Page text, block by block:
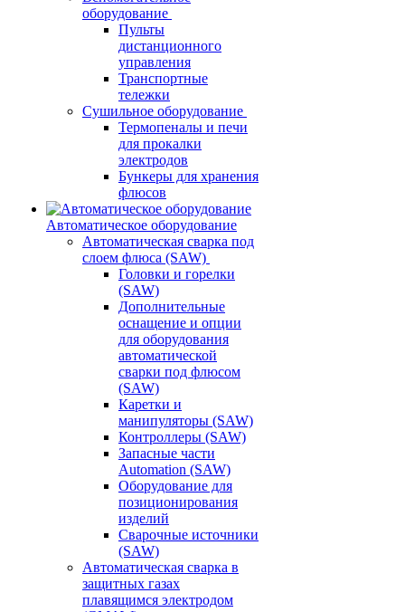
оборудование
Пульты
дистанционного
управления
Транспортные
тележки
Сушильное оборудование
Термопеналы и печи
для прокалки
электродов
Бункеры для хранения
флюсов
Автоматическое оборудование
Автоматическая сварка под
слоем флюса (SAW)
Головки и горелки
(SAW)
Дополнительные
оснащение и опции
для оборудования
автоматической
сварки под флюсом
(SAW)
Каретки и
манипуляторы (SAW)
Контроллеры (SAW)
Запасные части
Automation (SAW)
Оборудование для
позиционирования
изделий
Сварочные источники
(SAW)
Автоматическая сварка в
защитных газах
плавящимся электродом